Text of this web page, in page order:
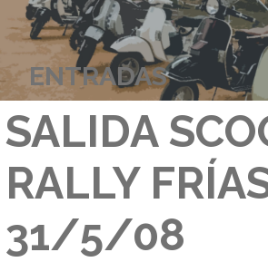
ENTRADAS
SALIDA
RALLY
31/5/08